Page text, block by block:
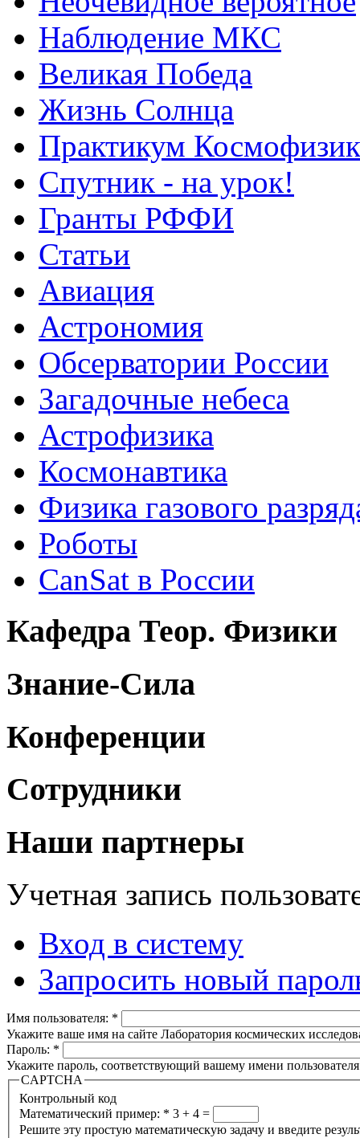
Наблюдение МКС
Великая Победа
Жизнь Солнца
Практикум
Спутник - на урок!
Гранты РФФИ
Статьи
Авиация
Астрономия
Обсерватории России
Загадочные небеса
Астрофизика
Космонавтика
Физика газового
Роботы
CanSat в России
Кафедра Теор. Физики
Знание-Сила
Конференции
Сотрудники
Наши партнеры
Учетная запись
Вход в систему
Запросить новый
Имя пользователя: *
Укажите ваше имя на сайте Лаборатория космических
Пароль: *
Укажите пароль, соответствующий вашему имени
CAPTCHA
Контрольный код
Математический пример: * 3 + 4 =
Решите эту простую математическую задачу и введите